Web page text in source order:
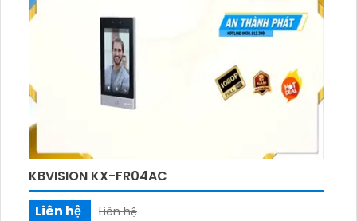
KBVISION KX-FR04AC
Liên hệ
Liên hệ